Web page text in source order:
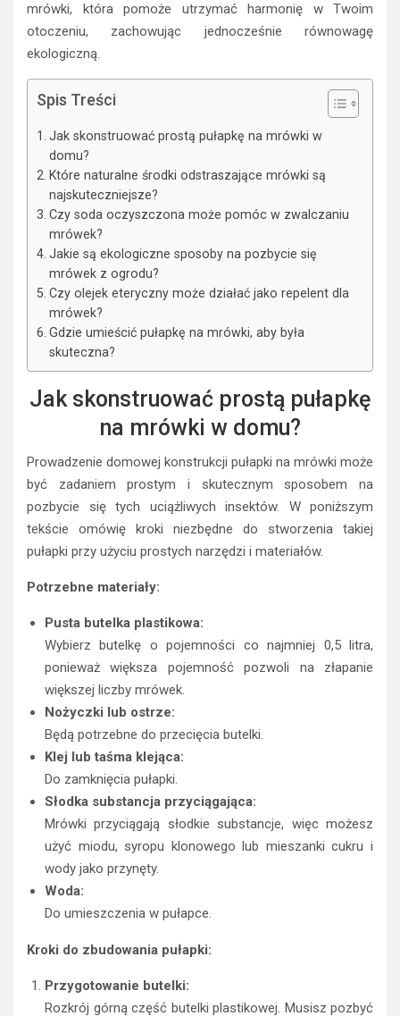
mrówki, która pomoże utrzymać harmonię w Twoim
otoczeniu, zachowując jednocześnie równowagę
ekologiczną.
Spis Treści
Jak skonstruować prostą pułapkę na mrówki w
domu?
Które naturalne środki odstraszające mrówki są
najskuteczniejsze?
Czy soda oczyszczona może pomóc w zwalczaniu
mrówek?
Jakie są ekologiczne sposoby na pozbycie się
mrówek z ogrodu?
Czy olejek eteryczny może działać jako repelent dla
mrówek?
Gdzie umieścić pułapkę na mrówki, aby była
skuteczna?
Jak skonstruować prostą pułapkę
na mrówki w domu?
Prowadzenie domowej konstrukcji pułapki na mrówki może
być zadaniem prostym i skutecznym sposobem na
pozbycie się tych uciążliwych insektów. W poniższym
tekście omówię kroki niezbędne do stworzenia takiej
pułapki przy użyciu prostych narzędzi i materiałów.
Potrzebne materiały:
Pusta butelka plastikowa:
Wybierz butelkę o pojemności co najmniej 0,5 litra,
ponieważ większa pojemność pozwoli na złapanie
większej liczby mrówek.
Nożyczki lub ostrze:
Będą potrzebne do przecięcia butelki.
Klej lub taśma klejąca:
Do zamknięcia pułapki.
Słodka substancja przyciągająca:
Mrówki przyciągają słodkie substancje, więc możesz
użyć miodu, syropu klonowego lub mieszanki cukru i
wody jako przynęty.
Woda:
Do umieszczenia w pułapce.
Kroki do zbudowania pułapki:
Przygotowanie butelki:
Rozkrój górną część butelki plastikowej. Musisz pozbyć